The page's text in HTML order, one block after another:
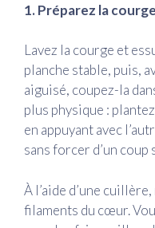
1. Préparez la courge
Lavez la courge et
planche stable, puis,
aiguisé, coupez-la
plus physique :
en appuyant avec
sans forcer d’un
À l’aide d’une
filaments du cœur.